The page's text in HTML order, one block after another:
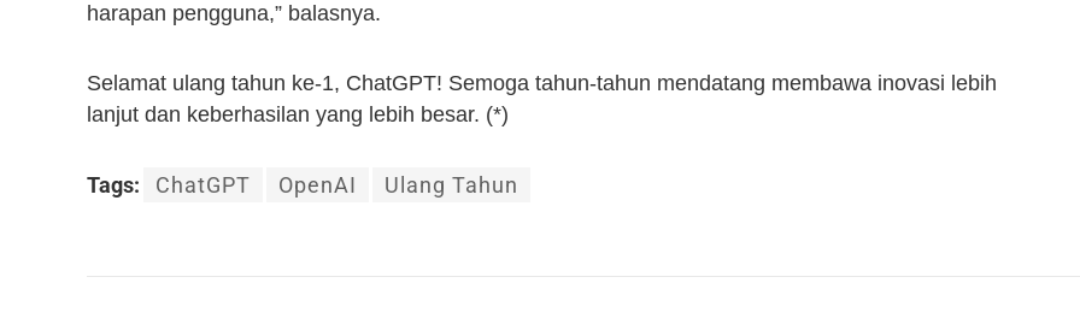
harapan pengguna,” balasnya.
Selamat ulang tahun ke-1, ChatGPT! Semoga tahun-tahun mendatang membawa inovasi lebih
lanjut dan keberhasilan yang lebih besar. (*)
Tags: ChatGPT OpenAI Ulang Tahun